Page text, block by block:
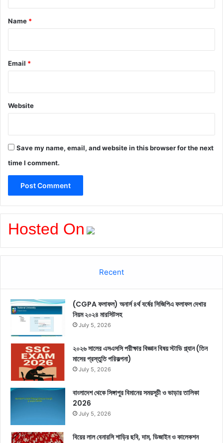
*
Name *
Email *
Website
Save my name, email, and website in this browser for the next
time I comment.
Hosted On
Recent
(CGPA ফলাফল) অনার্স ৪র্থ বর্ষের সিজিপিএ ফলাফল দেখার
নিয়ম ২০২৪ মারসিটসহ
July 5, 2026
২০২৬ সালের এসএসসি পরীক্ষার বিজ্ঞান বিষয় স্টাডি প্ল্যান (তিন
মাসের প্রস্তুতি পরিকল্পনা)
July 5, 2026
বাংলাদেশ থেকে সিঙ্গাপুর বিমানের সময়সূচী ও ভাড়ার তালিকা
2026
July 5, 2026
বিয়ের লাল বেনারসি শাড়ির ছবি, দাম, ডিজাইন ও কালেকশন